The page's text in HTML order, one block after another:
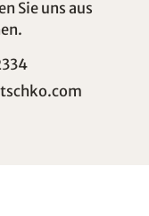
Sie uns aus